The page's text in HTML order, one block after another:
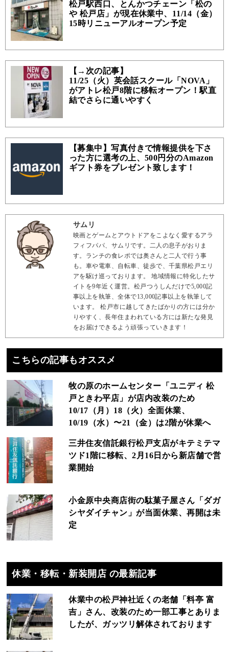
松戸駅西口、とんかつチェーン「松の
や 松戸店」が現在休業中、11/14（金）
15時リニューアルオープン予定
【→次の記事】
11/25（火）英会話スクール「NOVA」
がアトレ松戸8階に移転オープン！駅直
結でさらに通いやすく
【募集中】写真付きで情報提供を下さ
った方に選考の上、500円分のAmazon
ギフト券をプレゼント致します！
サムリ
映画とゲームとアウトドアをこよなく愛するアラ
フィフパパ、サムリです。二人の息子がおりま
す。ランチの食レポでは奥さんと二人で行う事
も。車や電車、自転車、徒歩で、千葉県松戸エリ
アを駆け巡っております。 地域情報に特化したサ
イトを9年近く運営。松戸つうしんだけで5,000記
事以上を執筆、全体で13,000記事以上を執筆して
います。 松戸市に越してきたばかりの方には分か
りやすく、長年住まわれている方には新たな発見
をお届けできるよう頑張っていきます！
こちらの記事もオススメ
牧の原のホームセンター「ユニディ 松
戸ときわ平店」が店内改装のため
10/17（月）18（火）全面休業、
10/19（水）〜21（金）は2階が休業へ
三井住友信託銀行松戸支店がキテミテマ
ツド1階に移転、2月16日から新店舗で営
業開始
小金原中央商店街の駄菓子屋さん「ダガ
シヤダイチャン」が当面休業、再開は未
定
休業・移転・新装開店 の最新記事
休業中の松戸神社近くの老舗「料亭 富
吉」さん、改装のため一部工事とありま
したが、ガッツリ解体されております